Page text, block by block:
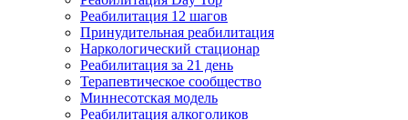
Реабилитация 12 шагов
Принудительная реабилитация
Наркологический стационар
Реабилитация за 21 день
Терапевтическое сообщество
Миннесотская модель
Реабилитация алкоголиков